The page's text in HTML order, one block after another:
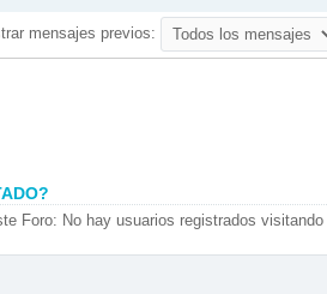
mensajes previos:
Foro: No hay usuarios registrados